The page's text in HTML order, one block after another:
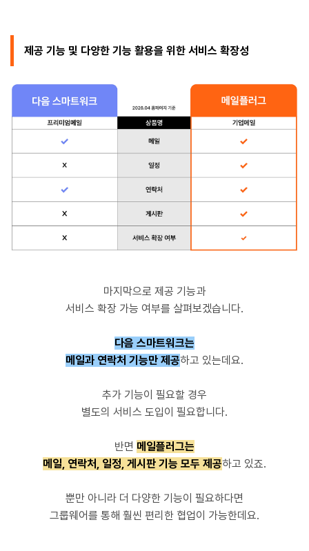
제공 기능 및 다양한 기능 활용을 위한 서비스 확장성
마지막으로 제공 기능과
서비스 확장 가능 여부를 살펴보겠습니다.
다음 스마트워크는
메일과 연락처 기능만 제공하고 있는데요.
추가 기능이 필요할 경우
별도의 서비스 도입이 필요합니다.
반면 메일플러그는
메일, 연락처, 일정, 게시판 기능 모두 제공하고 있죠.
뿐만 아니라 더 다양한 기능이 필요하다면
그룹웨어를 통해 훨씬 편리한 협업이 가능한데요.